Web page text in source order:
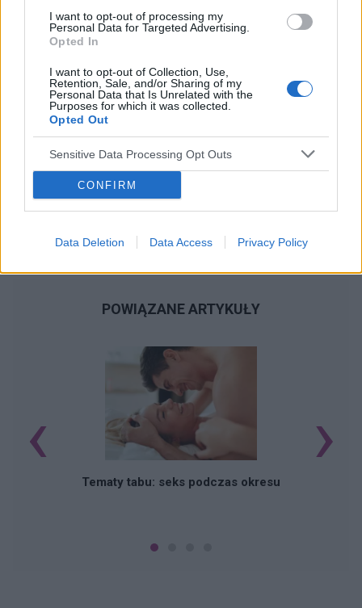
I want to opt-out of processing my
Personal Data for Targeted Advertising.
Opted In
I want to opt-out of Collection, Use,
Retention, Sale, and/or Sharing of my
Personal Data that Is Unrelated with the
Purposes for which it was collected.
Opted Out
Sensitive Data Processing Opt Outs
CONFIRM
Data Deletion Data Access Privacy Policy
POWIĄZANE ARTYKUŁY
Tematy tabu: seks podczas okresu
‹ ›